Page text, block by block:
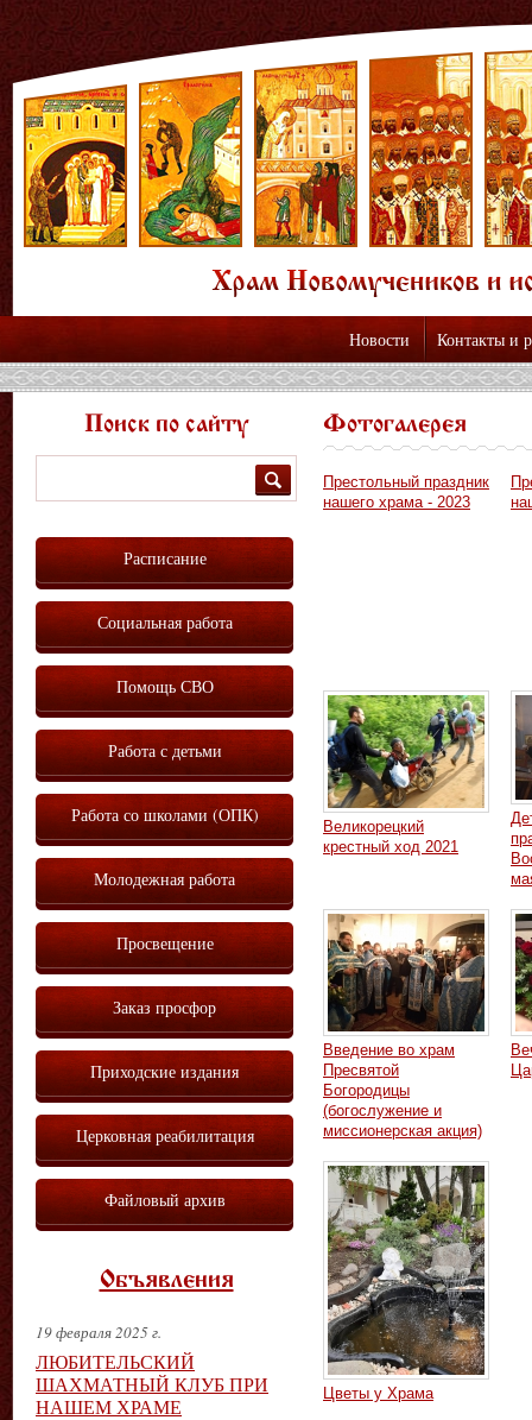
Новости Контакты и
Фотогалерея
Престольный праздник
нашего храма - 2023
Великорецкий
крестный ход 2021
Введение во храм
Пресвятой
Богородицы
(богослужение и
миссионерская акция)
Цветы у Храма
Поиск по сайту
Расписание
Социальная работа
Помощь СВО
Работа с детьми
Работа со школами (ОПК)
Молодежная работа
Просвещение
Заказ просфор
Приходские издания
Церковная реабилитация
Файловый архив
Объявления
19 февраля 2025 г.
ЛЮБИТЕЛЬСКИЙ
ШАХМАТНЫЙ КЛУБ ПРИ
НАШЕМ ХРАМЕ